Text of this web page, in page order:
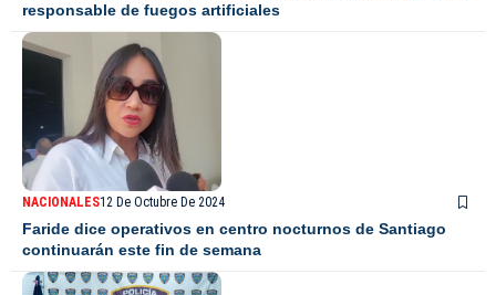
responsable de fuegos artificiales
NACIONALES12 De Octubre De 2024
Faride dice operativos en centro nocturnos de Santiago
continuarán este fin de semana